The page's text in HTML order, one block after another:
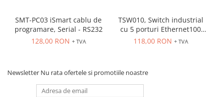
SMT-PC03 iSmart cablu de
programare, Serial - RS232
128,00 RON + TVA
TSW010, Switch industrial
cu 5 porturi Ethernet100
Mbps, montaj pe sina
118,00 RON + TVA
Newsletter Nu rata ofertele si promotiile noastre